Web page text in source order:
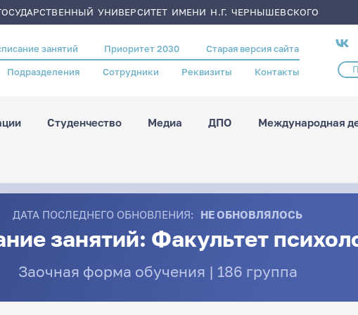
УНИВЕРСИТЕТ ИМЕНИ Н.Г. ЧЕРНЫШЕВСКОГО
занятий Приоритет 2030 Старая версия сайта
Подразделения Сотрудники Реквизиты Контакты
сети
Студенчество Медиа ДПО Международная
ДАТА ПОСЛЕДНЕГО ОБНОВЛЕНИЯ: НЕ ОБНОВЛЯЛОСЬ
занятий: Факультет
Заочная форма обучения | 186 группа